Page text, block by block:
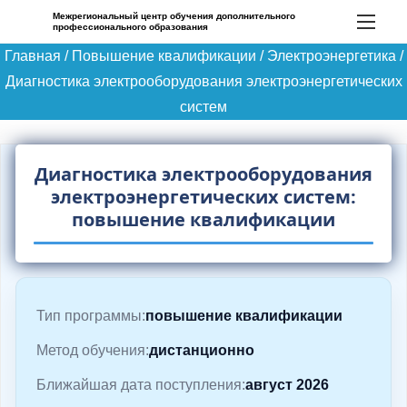
р
е
Межрегиональный центр обучения дополнительного
профессионального образования
Главная / Повышение квалификации / Электроэнергетика /
Диагностика электрооборудования электроэнергетических
систем
Диагностика электрооборудования
электроэнергетических систем:
повышение квалификации
Тип программы:повышение квалификации
Метод обучения:дистанционно
Ближайшая дата поступления:август 2026